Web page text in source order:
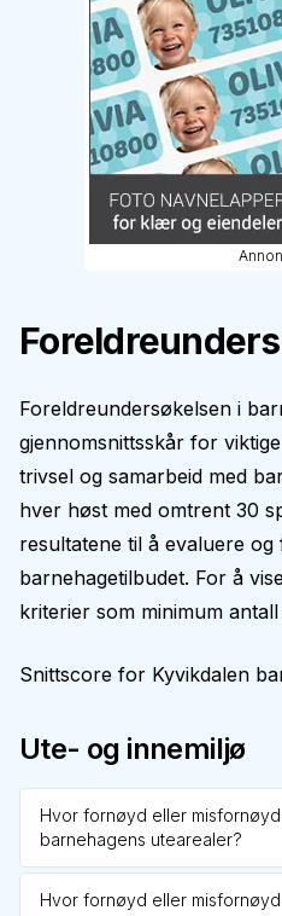
Foreldreundersøkelsen i
gjennomsnittsskår for
trivsel og samarbeid med
hver høst med omtrent 30
resultatene til å evaluere
barnehagetilbudet. For å
kriterier som minimum
Snittscore for Kyvikdalen
Ute- og innemiljø
Hvor fornøyd eller
barnehagens utearealer?
Hvor fornøyd eller